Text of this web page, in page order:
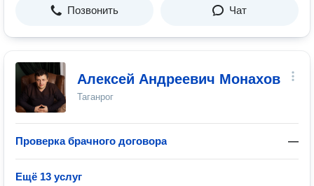
Позвонить Чат
Алексей Андреевич Монахов
Таганрог
Проверка брачного договора —
Ещё 13 услуг